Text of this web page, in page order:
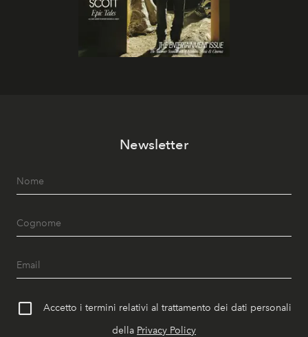
Newsletter
Accetto i termini relativi al trattamento dei dati personali
della Privacy Policy